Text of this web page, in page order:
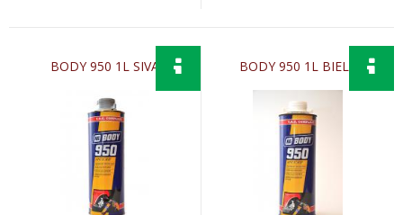
BODY 950 1L SIVA BODY 950 1L BIELA